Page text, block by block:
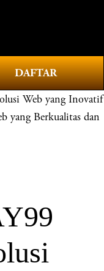
DAFTAR
Web yang Inovatif
yang Berkualitas dan